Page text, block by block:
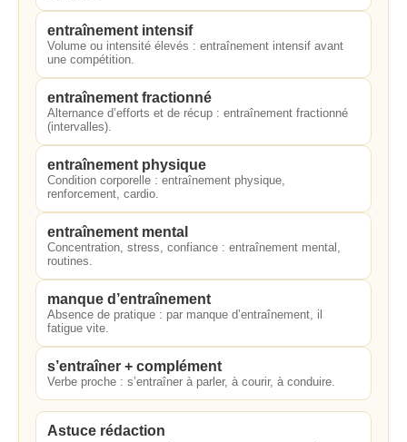
entraînement intensif
Volume ou intensité élevés : entraînement intensif avant
une compétition.
entraînement fractionné
Alternance d’efforts et de récup : entraînement fractionné
(intervalles).
entraînement physique
Condition corporelle : entraînement physique,
renforcement, cardio.
entraînement mental
Concentration, stress, confiance : entraînement mental,
routines.
manque d’entraînement
Absence de pratique : par manque d’entraînement, il
fatigue vite.
s’entraîner + complément
Verbe proche : s’entraîner à parler, à courir, à conduire.
Astuce rédaction